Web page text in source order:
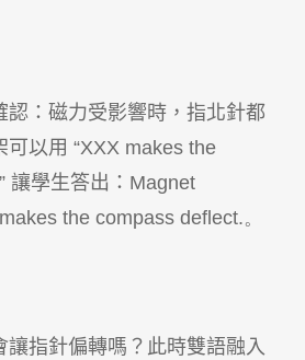
認：磁力受影響時，指北針都
可以用 “XXX makes the
讓學生答出： Magnet
the compass deflect.。
讓指針偏轉嗎？此時雙語融入